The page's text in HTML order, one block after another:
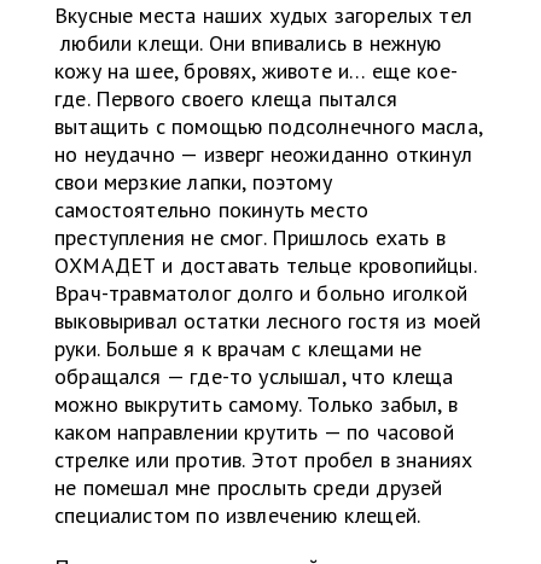
Вкусные места наших худых загорелых тел
любили клещи. Они впивались в нежную
кожу на шее, бровях, животе и… еще кое-
где. Первого своего клеща пытался
вытащить с помощью подсолнечного масла,
но неудачно — изверг неожиданно откинул
свои мерзкие лапки, поэтому
самостоятельно покинуть место
преступления не смог. Пришлось ехать в
ОХМАДЕТ и доставать тельце кровопийцы.
Врач-травматолог долго и больно иголкой
выковыривал остатки лесного гостя из моей
руки. Больше я к врачам с клещами не
обращался — где-то услышал, что клеща
можно выкрутить самому. Только забыл, в
каком направлении крутить — по часовой
стрелке или против. Этот пробел в знаниях
не помешал мне прослыть среди друзей
специалистом по извлечению клещей.